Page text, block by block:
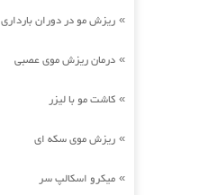
» ریزش مو در دوران بارداری
» درمان ریزش موی عصبی
» کاشت مو با لیزر
» ریزش موی سکه ای
» میکرو اسکالپ سر